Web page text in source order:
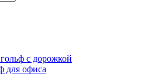
с дорожкой
для офиса